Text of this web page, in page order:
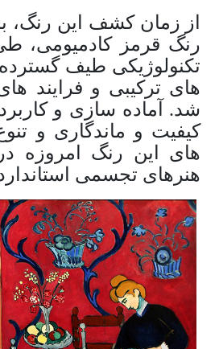
از زمان کشف این رنگ،
رنگ قرمز کادمیومی،
تکنولوژیکی طیف
های ترکیبی و فرایند
شد. آماده سازی و
کیفیت و ماندگاری و
های این رنگ امروزه
هنرهای تجسمی